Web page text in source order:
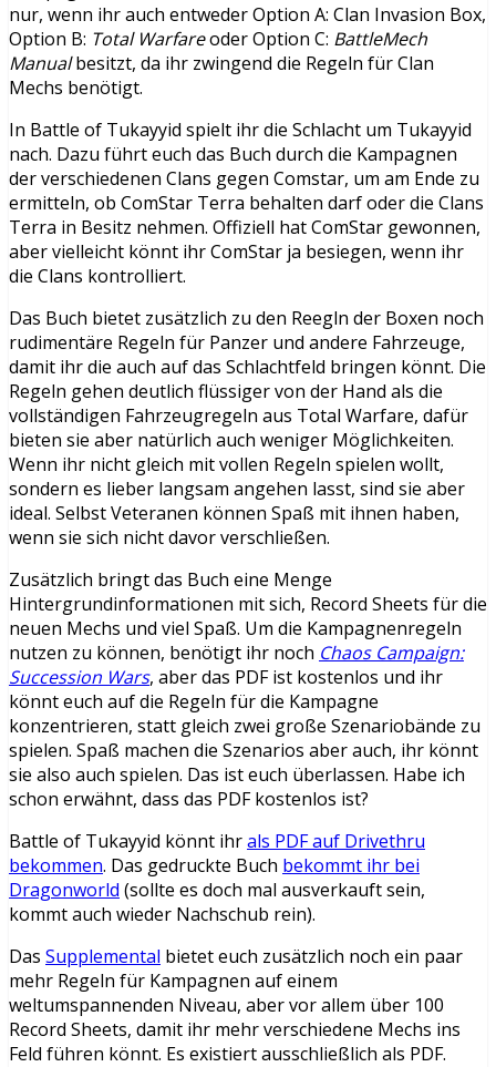
nur, wenn ihr auch entweder Option A: Clan Invasion Box,
Option B: Total Warfareoder Option C: BattleMech
Manualbesitzt, da ihr zwingend die Regeln für Clan
Mechs benötigt.
In Battle of Tukayyid spielt ihr die Schlacht um Tukayyid
nach. Dazu führt euch das Buch durch die Kampagnen
der verschiedenen Clans gegen Comstar, um am Ende zu
ermitteln, ob ComStar Terra behalten darf oder die Clans
Terra in Besitz nehmen. Offiziell hat ComStar gewonnen,
aber vielleicht könnt ihr ComStar ja besiegen, wenn ihr
die Clans kontrolliert.
Das Buch bietet zusätzlich zu den Reegln der Boxen noch
rudimentäre Regeln für Panzer und andere Fahrzeuge,
damit ihr die auch auf das Schlachtfeld bringen könnt. Die
Regeln gehen deutlich flüssiger von der Hand als die
vollständigen Fahrzeugregeln aus Total Warfare, dafür
bieten sie aber natürlich auch weniger Möglichkeiten.
Wenn ihr nicht gleich mit vollen Regeln spielen wollt,
sondern es lieber langsam angehen lasst, sind sie aber
ideal. Selbst Veteranen können Spaß mit ihnen haben,
wenn sie sich nicht davor verschließen.
Zusätzlich bringt das Buch eine Menge
Hintergrundinformationen mit sich, Record Sheets für die
neuen Mechs und viel Spaß. Um die Kampagnenregeln
nutzen zu können, benötigt ihr noch Chaos Campaign:
Succession Wars, aber das PDF ist kostenlos und ihr
könnt euch auf die Regeln für die Kampagne
konzentrieren, statt gleich zwei große Szenariobände zu
spielen. Spaß machen die Szenarios aber auch, ihr könnt
sie also auch spielen. Das ist euch überlassen. Habe ich
schon erwähnt, dass das PDF kostenlos ist?
Battle of Tukayyid könnt ihrals PDF auf Drivethru
bekommen. Das gedruckte Buch bekommt ihr bei
Dragonworld (sollte es doch mal ausverkauft sein,
kommt auch wieder Nachschub rein).
Das Supplemental bietet euch zusätzlich noch ein paar
mehr Regeln für Kampagnen auf einem
weltumspannenden Niveau, aber vor allem über 100
Record Sheets, damit ihr mehr verschiedene Mechs ins
Feld führen könnt. Es existiert ausschließlich als PDF.